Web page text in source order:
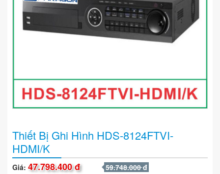
Thiết Bị Ghi Hình HDS-8124FTVI-
HDMI/K
Giá: 47.798.400 đ 59.748.000 đ